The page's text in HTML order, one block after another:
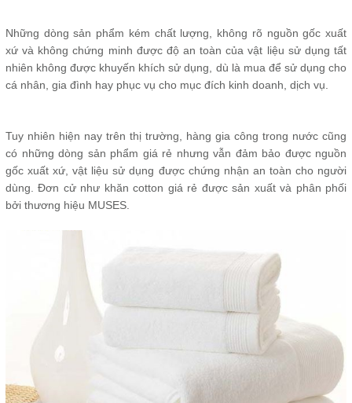
Những dòng sản phẩm kém chất lượng, không rõ nguồn gốc xuất
xứ và không chứng minh được độ an toàn của vật liệu sử dụng tất
nhiên không được khuyến khích sử dụng, dù là mua để sử dụng cho
cá nhân, gia đình hay phục vụ cho mục đích kinh doanh, dịch vụ.
Tuy nhiên hiện nay trên thị trường, hàng gia công trong nước cũng
có những dòng sản phẩm giá rẻ nhưng vẫn đảm bảo được nguồn
gốc xuất xứ, vật liệu sử dụng được chứng nhận an toàn cho người
dùng. Đơn cử như khăn cotton giá rẻ được sản xuất và phân phối
bởi thương hiệu MUSES.